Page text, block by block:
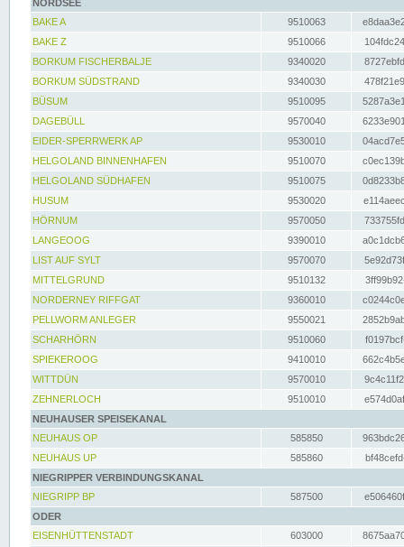
NORDSEE
BAKE A
9510063
BAKE Z
9510066
BORKUM FISCHERBALJE
9340020
BORKUM SÜDSTRAND
9340030
BÜSUM
9510095
DAGEBÜLL
9570040
EIDER-SPERRWERK AP
9530010
HELGOLAND BINNENHAFEN
9510070
HELGOLAND SÜDHAFEN
9510075
HUSUM
9530020
HÖRNUM
9570050
LANGEOOG
9390010
LIST AUF SYLT
9570070
MITTELGRUND
9510132
NORDERNEY RIFFGAT
9360010
PELLWORM ANLEGER
9550021
SCHARHÖRN
9510060
SPIEKEROOG
9410010
WITTDÜN
9570010
ZEHNERLOCH
9510010
NEUHAUSER SPEISEKANAL
NEUHAUS OP
585850
NEUHAUS UP
585860
NIEGRIPPER VERBINDUNGSKANAL
NIEGRIPP BP
587500
ODER
EISENHÜTTENSTADT
603000